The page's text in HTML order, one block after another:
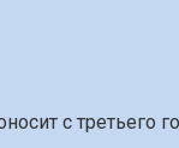
с третьего